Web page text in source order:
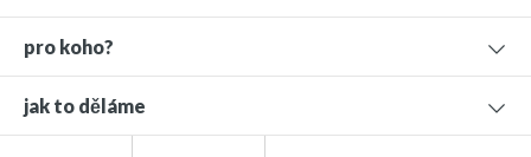
pro koho?
jak to děláme